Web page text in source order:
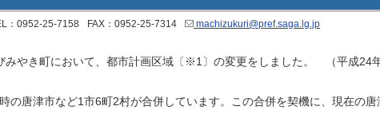
：0952-25-7158 FAX：0952-25-7314 machizukuri@pref.saga.lg.jp
やき町において、都市計画区域〔※1〕の変更をしました。 （平成24年
唐津市など1市6町2村が合併しています。この合併を契機に、現在の